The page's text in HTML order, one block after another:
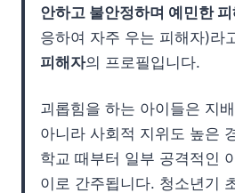
안하고 불안정하며 예민한
응하여 자주 우는 피해자)라
피해자의 프로필입니다.
괴롭힘을 하는 아이들은 지
아니라 사회적 지위도 높은
학교 때부터 일부 공격적인
이로 간주됩니다. 청소년기